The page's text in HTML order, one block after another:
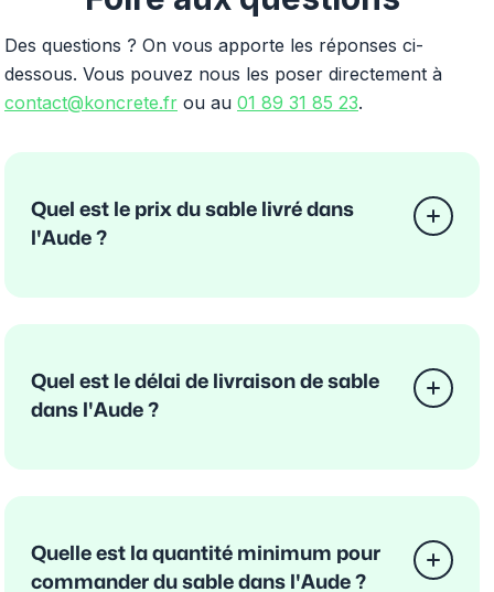
Des questions ? On vous apporte les réponses ci-
dessous. Vous pouvez nous les poser directement à
contact@koncrete.fr ou au 01 89 31 85 23.
Quel est le prix du sable livré dans
l'Aude ?
Quel est le délai de livraison de sable
dans l'Aude ?
Quelle est la quantité minimum pour
commander du sable dans l'Aude ?